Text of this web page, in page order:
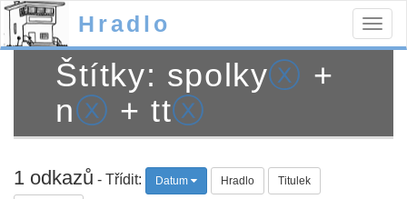
Hradlo
Štítky: spolkyⓧ +
nⓧ + ttⓧ
1 odkazů - Třídit: Datum Hradlo Titulek